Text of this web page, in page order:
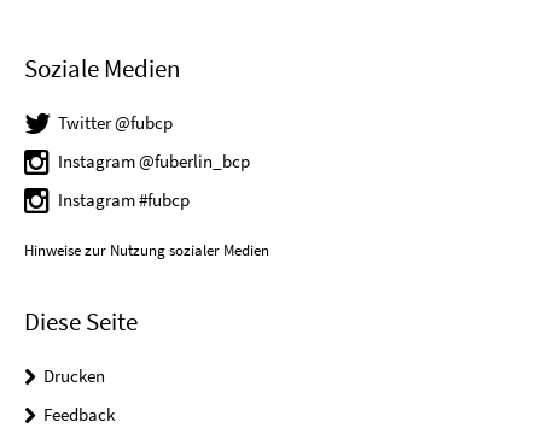
Soziale Medien
Twitter @fubcp
Instagram @fuberlin_bcp
Instagram #fubcp
Hinweise zur Nutzung sozialer Medien
Diese Seite
Drucken
Feedback